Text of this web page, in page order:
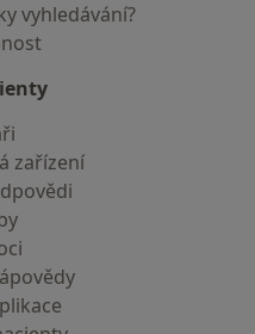
vyhledávání?
zařízení